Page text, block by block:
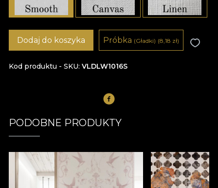
Kod produktu - SKU VLDLW1016S
Dodaj do koszyka Próbka (Gładki) (8,18 zł)
PODOBNE PRODUKTY